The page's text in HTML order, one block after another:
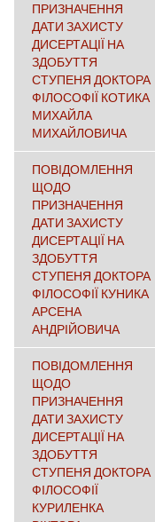
ПРИЗНАЧЕННЯ
ДАТИ ЗАХИСТУ
ДИСЕРТАЦІЇ НА
ЗДОБУТТЯ
СТУПЕНЯ ДОКТОРА
ФІЛОСОФІЇ КОТИКА
МИХАЙЛА
МИХАЙЛОВИЧА
ПОВІДОМЛЕННЯ
ЩОДО
ПРИЗНАЧЕННЯ
ДАТИ ЗАХИСТУ
ДИСЕРТАЦІЇ НА
ЗДОБУТТЯ
СТУПЕНЯ ДОКТОРА
ФІЛОСОФІЇ КУНИКА
АРСЕНА
АНДРІЙОВИЧА
ПОВІДОМЛЕННЯ
ЩОДО
ПРИЗНАЧЕННЯ
ДАТИ ЗАХИСТУ
ДИСЕРТАЦІЇ НА
ЗДОБУТТЯ
СТУПЕНЯ ДОКТОРА
ФІЛОСОФІЇ
КУРИЛЕНКА